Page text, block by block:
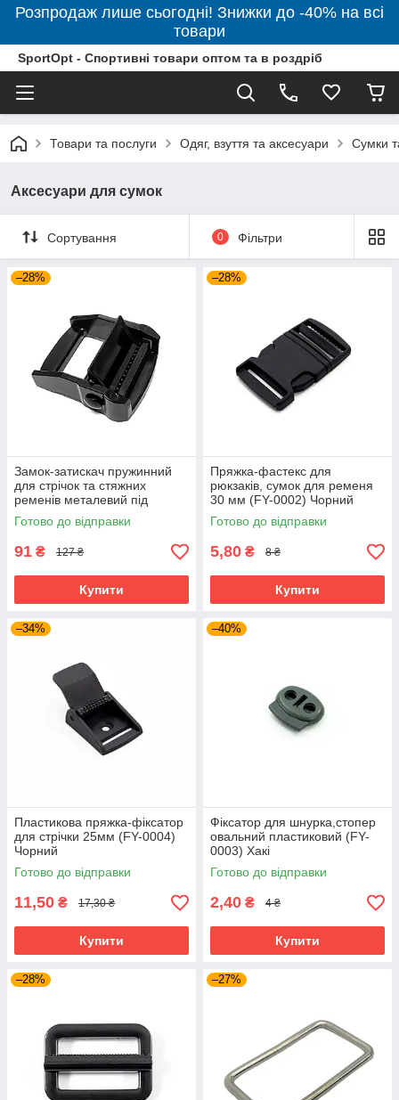
Розпродаж лише сьогодні! Знижки до -40% на всі
товари
SportOpt - Спортивні товари оптом та в роздріб
Товари та послуги Одяг, взуття та аксесуари Сумки
Аксесуари для сумок
Сортування 0 Фільтри
–28%
Замок-затискач пружинний
для стрічок та стяжних
ременів металевий під
стропу 38мм чорний (SP07-4)
Чорний
Готово до відправки
91 ₴ 127 ₴
Купити
–28%
Пряжка-фастекс для
рюкзаків, сумок для ременя
30 мм (FY-0002) Чорний
Готово до відправки
5,80 ₴ 8 ₴
Купити
–34%
Пластикова пряжка-фіксатор
для стрічки 25мм (FY-0004)
Чорний
Готово до відправки
11,50 ₴ 17,30 ₴
Купити
–40%
Фіксатор для шнурка,стопер
овальний пластиковий (FY-
0003) Хакі
Готово до відправки
2,40 ₴ 4 ₴
Купити
–28% –27%